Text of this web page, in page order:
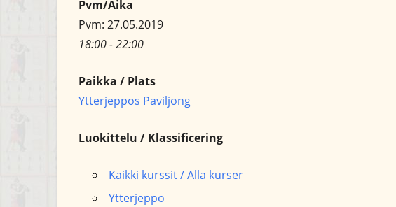
Pvm/Aika
Pvm: 27.05.2019
18:00 - 22:00
Paikka / Plats
Ytterjeppos Paviljong
Luokittelu / Klassificering
Kaikki kurssit / Alla kurser
Ytterjeppo